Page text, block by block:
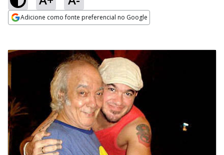
Adicione como fonte preferencial no Google